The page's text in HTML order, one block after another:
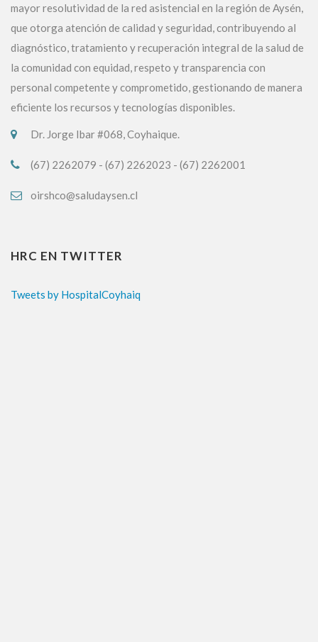
mayor resolutividad de la red asistencial en la región de Aysén,
que otorga atención de calidad y seguridad, contribuyendo al
diagnóstico, tratamiento y recuperación integral de la salud de
la comunidad con equidad, respeto y transparencia con
personal competente y comprometido, gestionando de manera
eficiente los recursos y tecnologías disponibles.
Dr. Jorge Ibar #068, Coyhaique.
(67) 2262079 - (67) 2262023 - (67) 2262001
oirshco@saludaysen.cl
HRC EN TWITTER
Tweets by HospitalCoyhaiq